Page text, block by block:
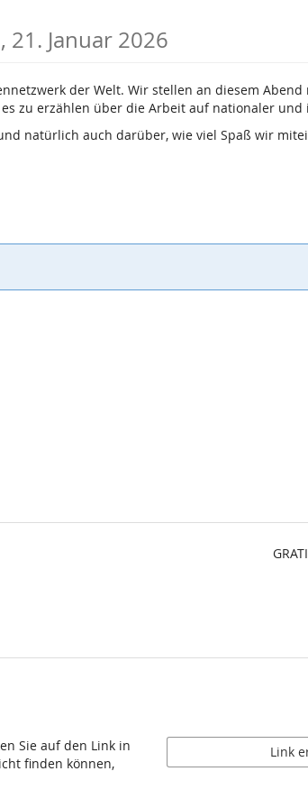
21. Januar 2026
der Welt. Wir stellen an diesem
zu erzählen über die Arbeit auf nationaler
natürlich auch darüber, wie viel Spaß wir
Sie auf den Link in
finden können,
Link